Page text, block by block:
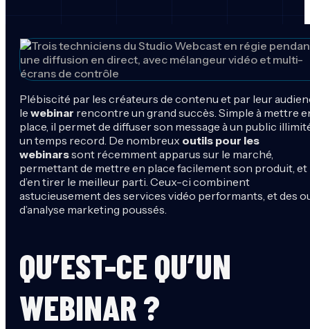
Plébiscité par les créateurs de contenu et par leur
le webinar rencontre un grand succès. Simple à mettre
place, il permet de diffuser son message à un public
un temps record. De nombreux outils pour les
webinarssont récemment apparus sur le marché,
permettant de mettre en place facilement son produit, et
d’en tirer le meilleur parti. Ceux-ci combinent
astucieusement des services vidéo performants, et des
d’analyse marketing poussés.
QU’EST-CE QU’UN
WEBINAR ?